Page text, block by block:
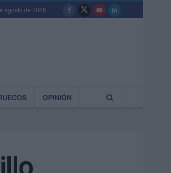
agosto de 2026
OPINIÓN